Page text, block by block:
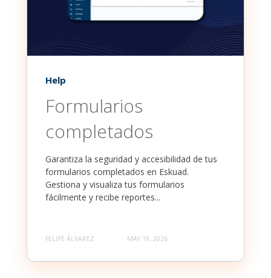
Help
Formularios
completados
Garantiza la seguridad y accesibilidad de tus
formularios completados en Eskuad.
Gestiona y visualiza tus formularios
fácilmente y recibe reportes...
FELIPE ÁLVAREZ MAY 19, 2026